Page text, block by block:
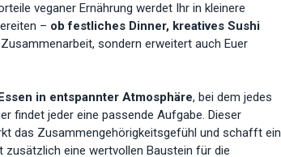
veganer Ernährung werdet Ihr in kleinere
– ob festliches Dinner, kreatives Sushi
sondern erweitert auch Euer
in entspannter Atmosphäre, bei dem jedes
findet jeder eine passende Aufgabe. Dieser
das Zusammengehörigkeitsgefühl und schafft ein
eine wertvollen Baustein für die